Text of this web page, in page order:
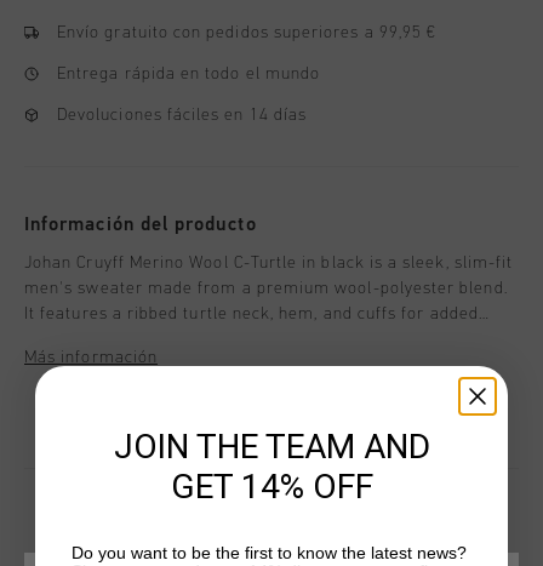
Envío gratuito con pedidos superiores a 99,95 €
Entrega rápida en todo el mundo
Devoluciones fáciles en 14 días
Información del producto
Johan Cruyff Merino Wool C-Turtle in black is a sleek, slim-fit
men's sweater made from a premium wool-polyester blend.
It features a ribbed turtle neck, hem, and cuffs for added
subtle yet distinctive touch.
Más información
JOIN THE TEAM AND
GET 14% OFF
Do you want to be the first to know the latest news?